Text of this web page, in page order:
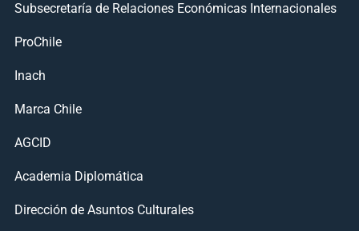
Subsecretaría de Relaciones Económicas Internacionales
ProChile
Inach
Marca Chile
AGCID
Academia Diplomática
Dirección de Asuntos Culturales